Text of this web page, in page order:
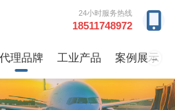
24小时服务热线
18511748972
→
代理品牌 工业产品 案例展示